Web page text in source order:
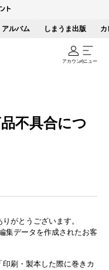
アルバム しまうま出版 カ
アカウントメニュー
不具合につ
がとうございます。
集データを作成されたお客
刷・製本した際に巻きカ